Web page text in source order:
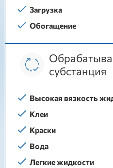
Загрузка
Обогащение
субстанция
Высокая вязкость
Клеи
Краски
Вода
Легкие жидкости